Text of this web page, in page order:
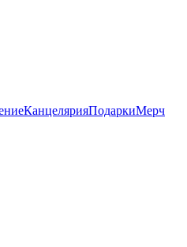
КанцелярияПодаркиМерч